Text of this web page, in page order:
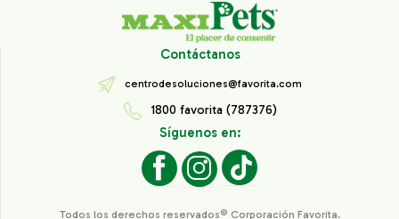
Contáctanos
centrodesoluciones@favorita.com
1800 favorita (787376)
Síguenos en:
Todos los derechos reservados® Corporación Favorita.